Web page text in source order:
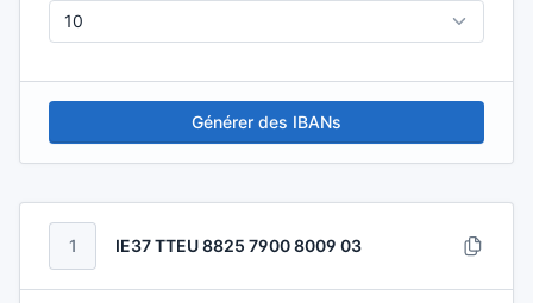
Générer des IBANs
1 IE37 TTEU 8825 7900 8009 03